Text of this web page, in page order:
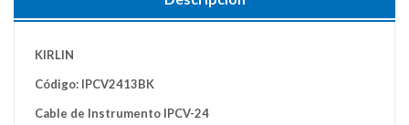
KIRLIN
Código: IPCV2413BK
Cable de Instrumento IPCV-24